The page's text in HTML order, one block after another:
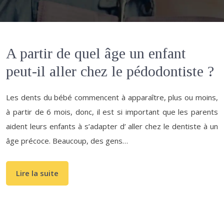
A partir de quel âge un enfant
peut-il aller chez le pédodontiste ?
Les dents du bébé commencent à apparaître, plus ou moins,
à partir de 6 mois, donc, il est si important que les parents
aident leurs enfants à s’adapter d’ aller chez le dentiste à un
âge précoce. Beaucoup, des gens…
Lire la suite